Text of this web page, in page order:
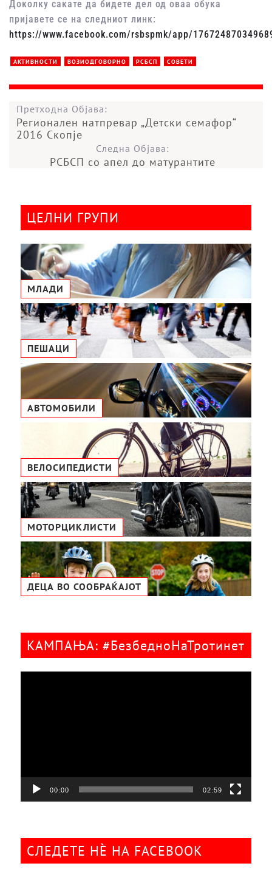
Доколку сакате да бидете дел од оваа обука
пријавете се на следниот линк:
https://www.facebook.com/rsbspmk/app/
АКТИВНОСТИ ВОЗИОДГОВОРНО РСБСП СОВЕТИ
Претходна Објава:
Регионален натпревар „Детски семафор“
2016 Скопје
Следна Објава:
РСБСП со апел до матурантите
ЦЕЛНИ ГРУПИ
МЛАДИ
ПЕШАЦИ
АВТОМОБИЛИ
ВЕЛОСИПЕДИСТИ
МОТОРЦИКЛИСТИ
ДЕЦА ВО СООБРАЌАЈОТ
КАМПАЊА: #БезбедноНаТротинет
00:00 02:59
СЛЕДЕТЕ НÈ НА FACEBOOK